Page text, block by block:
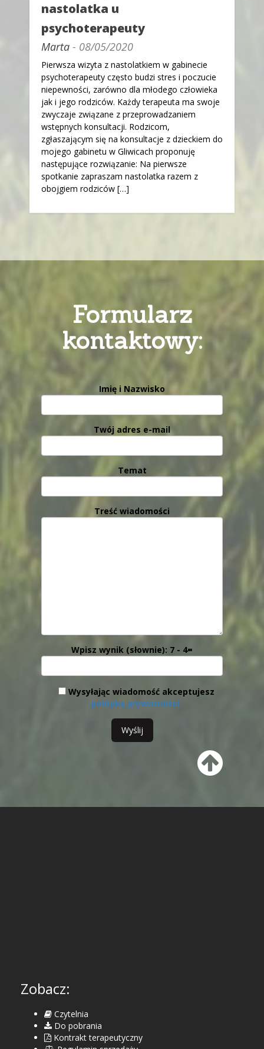
nastolatka u
psychoterapeuty
Marta - 08/05/2020
Pierwsza wizyta z nastolatkiem w gabinecie
psychoterapeuty często budzi stres i poczucie
niepewności, zarówno dla młodego człowieka
jak i jego rodziców. Każdy terapeuta ma swoje
zwyczaje związane z przeprowadzaniem
wstępnych konsultacji. Rodzicom,
zgłaszającym się na konsultacje z dzieckiem do
mojego gabinetu w Gliwicach proponuję
następujące rozwiązanie: Na pierwsze
spotkanie zapraszam nastolatka razem z
obojgiem rodziców […]
Formularz
kontaktowy:
Imię i Nazwisko
Twój adres e-mail
Temat
Treść wiadomości
Wpisz wynik (słownie): 7 - 4=
Wysyłając wiadomość akceptujesz
politykę prywatności.
Zobacz:
Czytelnia
Do pobrania
Kontrakt terapeutyczny